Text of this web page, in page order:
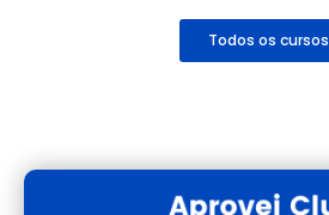
Todos os cursos